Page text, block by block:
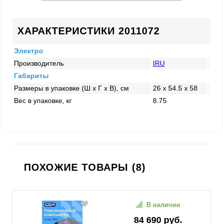
ХАРАКТЕРИСТИКИ 2011072
Электро
Производитель
IRU
Габариты
Размеры в упаковке (Ш x Г x В), см
26 x 54.5 x 58
Вес в упаковке, кг
8.75
ПОХОЖИЕ ТОВАРЫ (8)
84 690 руб.
В наличии